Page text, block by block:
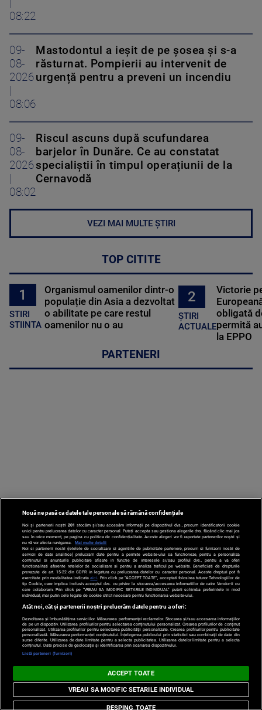
08:22
09-
08-
2026
08:06
Mastodontul a ieșit de pe șosea și s-a
răsturnat. Pompierii au intervenit de
urgență pentru a preveni un incendiu
09-
08-
2026
08:02
Riscul ascuns după scufundarea
barjelor în Dunăre. Ce au constatat
specialiștii în timpul operațiunii de la
Cernavodă
VEZI MAI MULTE ȘTIRI
TOP CITITE
1
STIRI
STIINTA
Organismul oamenilor dintr-o
populație din Asia a dezvoltat
o abilitate pe care restul
oamenilor nu o au
2
ȘTIRI
ACTUALE
Victorie
obligată
permită
la EPPO
PARTENERI
VIDEO VOYO
Stirile PRO TV
TV # 19.00 -
Nouă ne pasă ca datele tale personale să rămână confidențiale
Noi și partenerii noștri 201 stocăm și/sau accesăm informații pe dispozitivul dvs., precum identificatorii cookie
unici pentru prelucrarea datelor cu caracter personal. Puteți accepta sau gestiona alegerile dvs. făcând clic mai jos
sau în orice moment, pe pagina cu politica de confidențialitate. Aceste alegeri vor fi raportate partenerilor noștri și
nu vă vor afecta navigarea.
Mai multe detalii
Noi si partenerii nostri (retelele de socializare si agentiile de publicitate partenere, precum si furnizorii nostri de
servicii de date analitice) prelucram date pentru a permite website-ului sa functioneze, pentru a personaliza
continutul si anunturile publicitare afisate in functie de interesele si/sau profilul dvs., pentru a va oferi
functionalitati aferente retelelor de socializare si pentru a analiza traficul pe website. Beneficiati de drepturile
prevazute de art. 15-22 din GDPR in legatura cu prelucrarea datelor cu caracter personal. Aceste drepturi pot fi
exercitate prin modalitatea indicataaici . Prin click pe “ACCEPT TOATE”, acceptati folosirea tuturor Tehnologiilor de
tip Cookie, care implica inclusiv acceptul dvs. cu privire la stocarea/accesarea informatiilor de catre Vendor-ii cu
care colaboram. Prin click pe “VREAU SA MODIFIC SETARILE INDIVIDUAL” puteti schimba preferintele in mod
individual, mai putin cele legate de cookie strict necesare pentru functionarea website-ului.
Atât noi, cât și partenerii noștri prelucrăm datele pentru a oferi:
Dezvoltarea și îmbunătățirea serviciilor. Măsurarea performanței reclamelor. Stocarea și/sau accesarea informațiilor
de pe un dispozitiv. Utilizarea profilurilor pentru selectarea conținutului personalizat. Crearea profilurilor de conținut
personalizat. Utilizarea profilurilor pentru selectarea publicității personalizate. Crearea profilurilor pentru publicitate
personalizată. Măsurarea performanței conținutului. Înțelegerea publicului prin statistici sau combinații de date din
surse diferite. Utilizarea de date limitate pentru a selecta publicitatea. Utilizarea datelor limitate pentru a selecta
conținutul. Date precise de geolocație și identificarea prin scanarea dispozitivului.
Listă parteneri (furnizori)
ACCEPT TOATE
RESPING TOATE
VREAU SA MODIFIC SETARILE INDIVIDUAL